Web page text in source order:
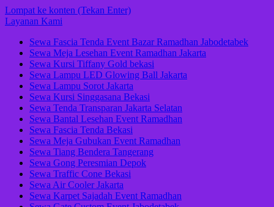
Lompat ke konten (Tekan Enter)
Layanan Kami
Sewa Fascia Tenda Event Bazar Ramadhan Jabodetabek
Sewa Meja Lesehan Event Ramadhan Jakarta
Sewa Kursi Tiffany Gold bekasi
Sewa Lampu LED Glowing Ball Jakarta
Sewa Lampu Sorot Jakarta
Sewa Kursi Singgasana Bekasi
Sewa Tenda Transparan Jakarta Selatan
Sewa Bantal Lesehan Event Ramadhan
Sewa Fascia Tenda Bekasi
Sewa Meja Gubukan Event Ramadhan
Sewa Tiang Bendera Tangerang
Sewa Gong Peresmian Depok
Sewa Traffic Cone Bekasi
Sewa Air Cooler Jakarta
Sewa Karpet Sajadah Event Ramadhan